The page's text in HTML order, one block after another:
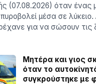
(07.08.2026) όταν ένας
μέσα σε λύκειο.
για να σώσουν τις
Μητέρα και γιος
όταν το
συγκρούστηκε με